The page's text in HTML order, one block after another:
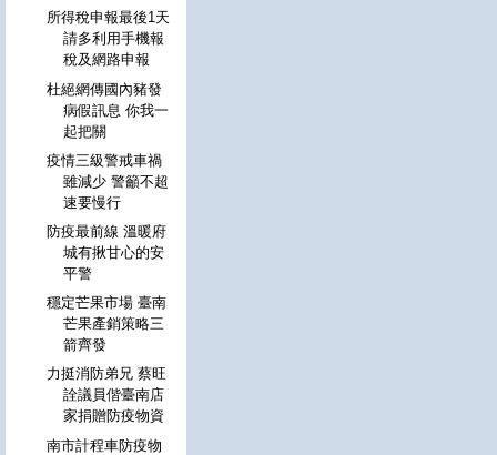
所得稅申報最後1天
請多利用手機報
稅及網路申報
杜絕網傳國內豬發
病假訊息 你我一
起把關
疫情三級警戒車禍
雖減少 警籲不超
速要慢行
防疫最前線 溫暖府
城有揪甘心的安
平警
穩定芒果市場 臺南
芒果產銷策略三
箭齊發
力挺消防弟兄 蔡旺
詮議員偕臺南店
家捐贈防疫物資
南市計程車防疫物